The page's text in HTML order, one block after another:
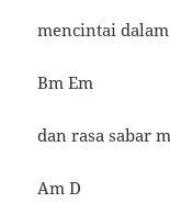
mencintai
Bm Em
dan rasa sabar
Am D